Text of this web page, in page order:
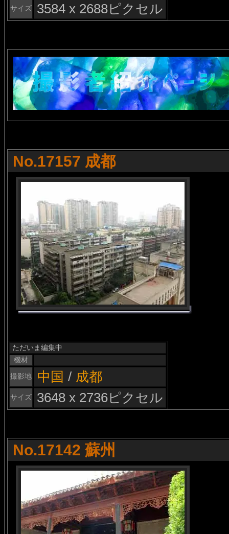
サイズ 3584 x 2688ピクセル
No.17157 成都
ただいま編集中
機材
撮影地
中国 / 成都
サイズ 3648 x 2736ピクセル
No.17142 蘇州